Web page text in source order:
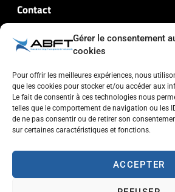
Gérer le consentement
cookies
Pour offrir les meilleures expériences, nous
que les cookies pour stocker et/ou accéder aux
Le fait de consentir à ces technologies nous
telles que le comportement de navigation ou les
de ne pas consentir ou de retirer son
sur certaines caractéristiques et fonctions.
ACCEPTER
Contact
Association Belge Francophone de
Chaussée de Wavre, 2057 - 1160 Auderghem
+32 (0)2 347 34 77
Utilisation des